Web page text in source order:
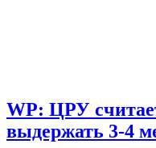
WP: ЦРУ
выдержать 3-4